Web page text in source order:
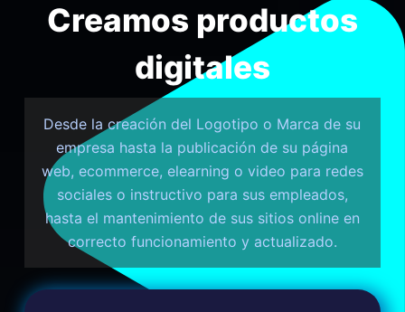
Creamos productos
digitales
Desde la creación del Logotipo o Marca de su
empresa hasta la publicación de su página
web, ecommerce, elearning o video para redes
sociales o instructivo para sus empleados,
hasta el mantenimiento de sus sitios online en
correcto funcionamiento y actualizado.